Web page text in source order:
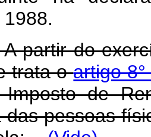
A partir do
trata oartigo
de
pessoas